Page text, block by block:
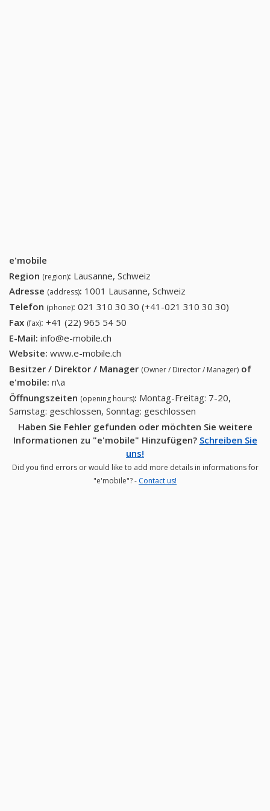
e'mobile
Region (region): Lausanne, Schweiz
Adresse (address): 1001 Lausanne, Schweiz
Telefon (phone): 021 310 30 30 (+41-021 310 30 30)
Fax (fax): +41 (22) 965 54 50
E-Mail: info@e-mobile.ch
Website: www.e-mobile.ch
Besitzer / Direktor / Manager (Owner / Director / Manager) of
e'mobile: n\a
Öffnungszeiten (opening hours): Montag-Freitag: 7-20,
Samstag: geschlossen, Sonntag: geschlossen
Haben Sie Fehler gefunden oder möchten Sie weitere
Informationen zu "e'mobile" Hinzufügen? Schreiben Sie
uns!
Did you find errors or would like to add more details in informations for
"e'mobile"? - Contact us!